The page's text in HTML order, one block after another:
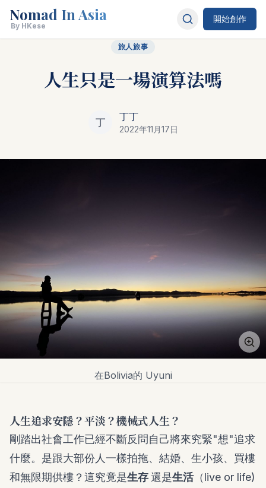
Nomad In Asia
By HKese
開始創作
旅人旅事
人生只是一場演算法嗎
丁 丁丁
2022年11月17日
在Bolivia的 Uyuni
人生追求安隱？平淡？機械式人生？
剛踏出社會工作已經不斷反問自己將來究緊"想"追求
什麼。是跟大部份人一樣拍拖、結婚、生小孩、買樓
和無限期供樓？這究竟是生存還是生活（live or life)